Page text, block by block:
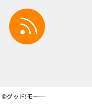
facebook
©グッド!モーニング